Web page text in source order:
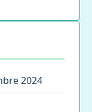
2024